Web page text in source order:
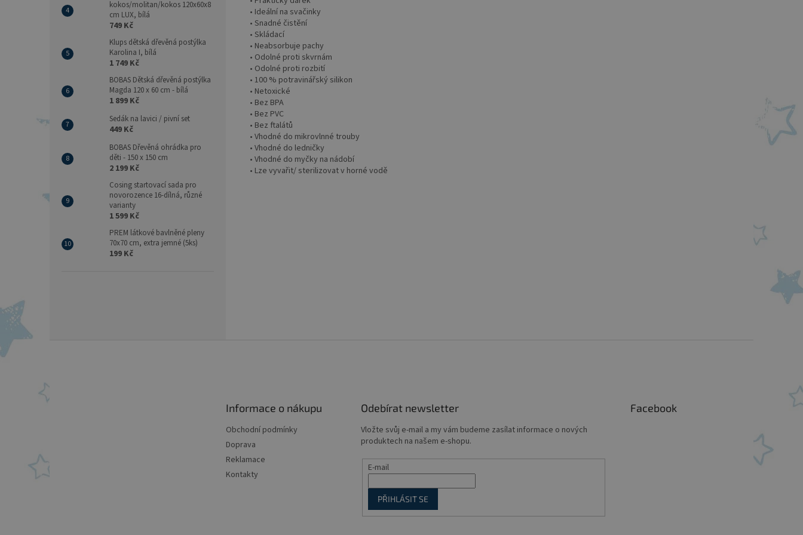
kokos/molitan/kokos 120x60x8
cm LUX, bílá
749 Kč
Klups dětská dřevěná postýlka
Karolina I, bílá
1 749 Kč
BOBAS Dětská dřevěná postýlka
Magda 120 x 60 cm - bílá
1 899 Kč
Sedák na lavici / pivní set
449 Kč
BOBAS Dřevěná ohrádka pro
děti - 150 x 150 cm
2 199 Kč
Cosing startovací sada pro
novorozence 16-dílná, různé
varianty
1 599 Kč
PREM látkové bavlněné pleny
70x70 cm, extra jemné (5ks)
199 Kč
• Ideální na svačinky
• Snadné čistění
• Skládací
• Neabsorbuje pachy
• Odolné proti skvrnám
• Odolné proti rozbití
• 100 % potravinářský silikon
• Netoxické
• Bez BPA
• Bez PVC
• Bez ftalátů
• Vhodné do mikrovlnné trouby
• Vhodné do ledničky
• Vhodné do myčky na nádobí
• Lze vyvařit/ sterilizovat v horné vodě
Z
á
Informace o nákupu
Obchodní podmínky
Doprava
Reklamace
Kontakty
Odebírat newsletter
Vložte svůj e-mail a my vám budeme zasílat informace o nových
produktech na našem e-shopu.
E-mail
PŘIHLÁSIT SE
Facebook